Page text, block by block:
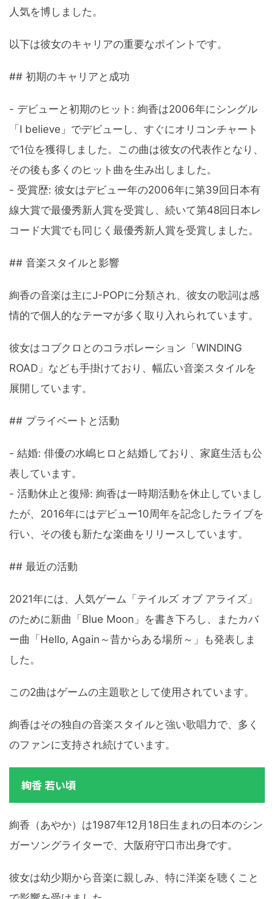
人気を博しました。
以下は彼女のキャリアの重要なポイントです。
## 初期のキャリアと成功
- デビューと初期のヒット: 絢香は2006年にシングル
「I believe」でデビューし、すぐにオリコンチャート
で1位を獲得しました。この曲は彼女の代表作となり、
その後も多くのヒット曲を生み出しました。
- 受賞歴: 彼女はデビュー年の2006年に第39回日本有
線大賞で最優秀新人賞を受賞し、続いて第48回日本レ
コード大賞でも同じく最優秀新人賞を受賞しました。
## 音楽スタイルと影響
絢香の音楽は主にJ-POPに分類され、彼女の歌詞は感
情的で個人的なテーマが多く取り入れられています。
彼女はコブクロとのコラボレーション「WINDING
ROAD」なども手掛けており、幅広い音楽スタイルを
展開しています。
## プライベートと活動
- 結婚: 俳優の水嶋ヒロと結婚しており、家庭生活も公
表しています。
- 活動休止と復帰: 絢香は一時期活動を休止していまし
たが、2016年にはデビュー10周年を記念したライブを
行い、その後も新たな楽曲をリリースしています。
## 最近の活動
2021年には、人気ゲーム「テイルズ オブ アライズ」
のために新曲「Blue Moon」を書き下ろし、またカバ
ー曲「Hello, Again～昔からある場所～」も発表しま
した。
この2曲はゲームの主題歌として使用されています。
絢香はその独自の音楽スタイルと強い歌唱力で、多く
のファンに支持され続けています。
絢香 若い頃
絢香（あやか）は1987年12月18日生まれの日本のシン
ガーソングライターで、大阪府守口市出身です。
彼女は幼少期から音楽に親しみ、特に洋楽を聴くこと